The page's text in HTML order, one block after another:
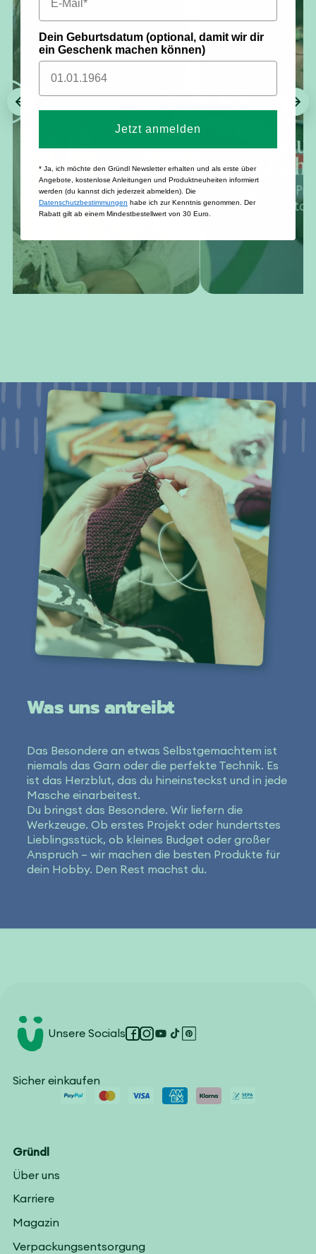
Was uns antreibt
Das Besondere an etwas Selbstgemachtem ist
niemals das Garn oder die perfekte Technik. Es
ist das Herzblut, das du hineinsteckst und in jede
Masche einarbeitest.
Du bringst das Besondere. Wir liefern die
Werkzeuge. Ob erstes Projekt oder hundertstes
Lieblingsstück, ob kleines Budget oder großer
Anspruch – wir machen die besten Produkte für
dein Hobby. Den Rest machst du.
Unsere SocialsFacebook
Instagram
YouTube
TikTokPinterest
Sicher einkaufen
Gründl
Über uns
Karriere
Magazin
Verpackungsentsorgung
Dein Geburtsdatum (optional, damit wir dir
ein Geschenk machen können)
Jetzt anmelden
* Ja, ich möchte den Gründl Newsletter erhalten und als erste über
Angebote, kostenlose Anleitungen und Produktneuheiten informiert
werden (du kannst dich jederzeit abmelden). Die
Datenschutzbestimmungen habe ich zur Kenntnis genommen. Der
Rabatt gilt ab einem Mindestbestellwert von 30 Euro.